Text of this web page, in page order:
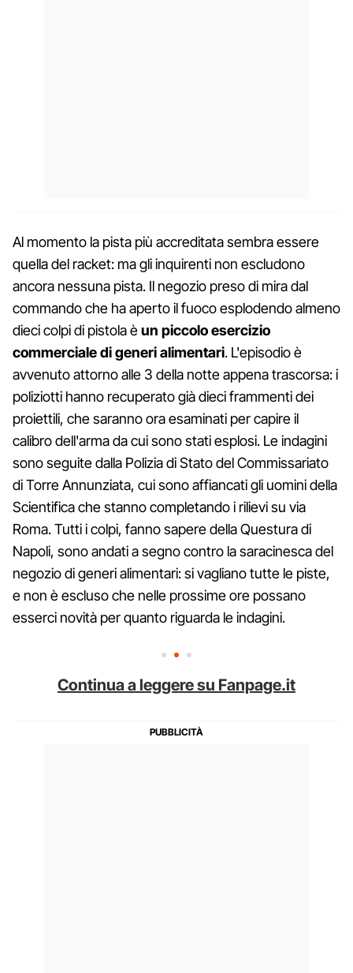
Al momento la pista più accreditata sembra essere
quella del racket: ma gli inquirenti non escludono
ancora nessuna pista. Il negozio preso di mira dal
commando che ha aperto il fuoco esplodendo almeno
dieci colpi di pistola èun piccolo esercizio
commerciale di generi alimentari. L'episodio è
avvenuto attorno alle 3 della notte appena trascorsa: i
poliziotti hanno recuperato già dieci frammenti dei
proiettili, che saranno ora esaminati per capire il
calibro dell'arma da cui sono stati esplosi. Le indagini
sono seguite dalla Polizia di Stato del Commissariato
di Torre Annunziata, cui sono affiancati gli uomini della
Scientifica che stanno completando i rilievi su via
Roma. Tutti i colpi, fanno sapere della Questura di
Napoli, sono andati a segno contro la saracinesca del
negozio di generi alimentari: si vagliano tutte le piste,
e non è escluso che nelle prossime ore possano
esserci novità per quanto riguarda le indagini.
Continua a leggere su Fanpage.it